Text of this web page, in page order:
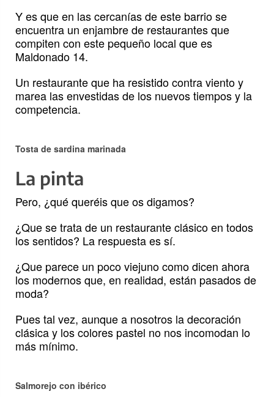
Y es que en las cercanías de este barrio se
encuentra un enjambre de restaurantes que
compiten con este pequeño local que es
Maldonado 14.
Un restaurante que ha resistido contra viento y
marea las envestidas de los nuevos tiempos y la
competencia.
Tosta de sardina marinada
La pinta
Pero, ¿qué queréis que os digamos?
¿Que se trata de un restaurante clásico en todos
los sentidos? La respuesta es sí.
¿Que parece un poco viejuno como dicen ahora
los modernos que, en realidad, están pasados de
moda?
Pues tal vez, aunque a nosotros la decoración
clásica y los colores pastel no nos incomodan lo
más mínimo.
Salmorejo con ibérico